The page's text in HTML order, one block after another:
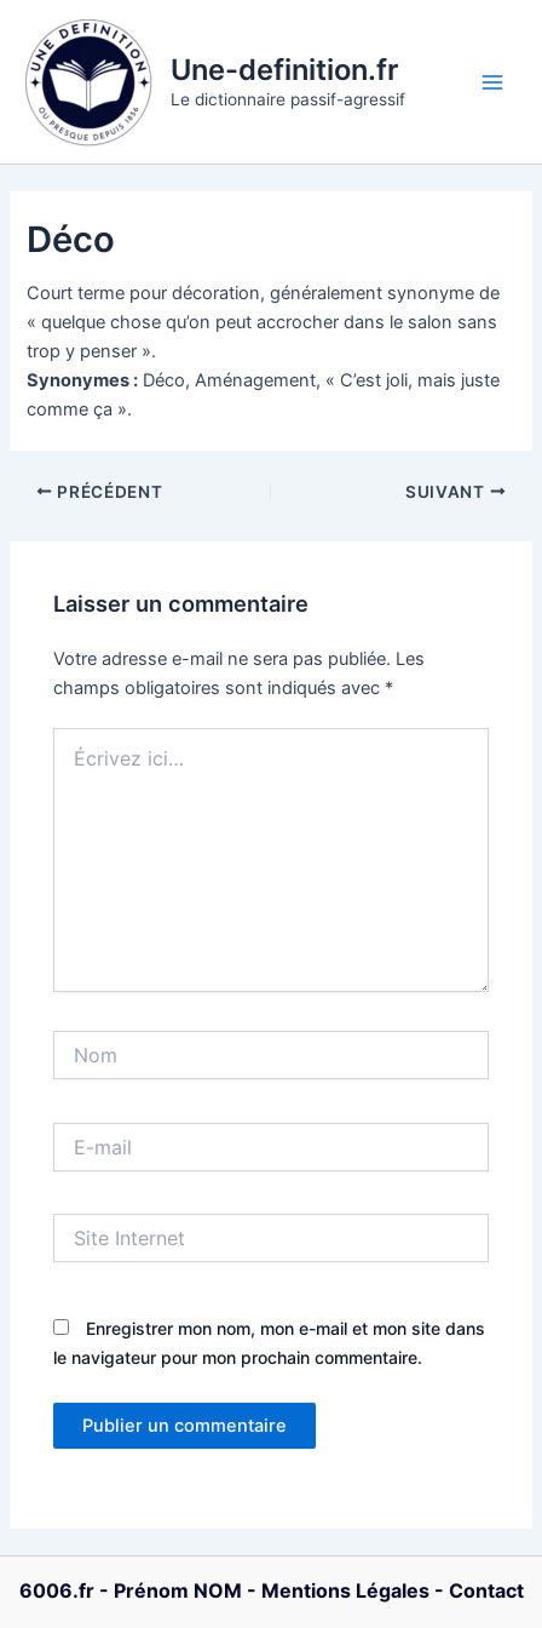
contenu
Une-definition.fr
Le dictionnaire passif-agressif
Déco
Court terme pour décoration, généralement synonyme de
« quelque chose qu’on peut accrocher dans le salon sans
trop y penser ».
Synonymes : Déco, Aménagement, « C’est joli, mais juste
comme ça ».
PRÉCÉDENT SUIVANT
Laisser un commentaire
Votre adresse e-mail ne sera pas publiée. Les
champs obligatoires sont indiqués avec *
ici…
mail
Internet
Enregistrer mon nom, mon e-mail et mon site dans
le navigateur pour mon prochain commentaire.
6006.fr- Prénom NOM - Mentions Légales- Contact